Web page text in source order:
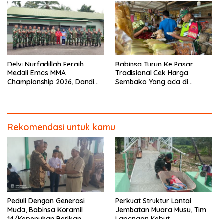
Delvi Nurfadillah Peraih
Medali Emas MMA
Championship 2026, Dandim
Babinsa Turun Ke Pasar
Tradisional Cek Harga
Sembako Yang ada di
Rekomendasi untuk kamu
Peduli Dengan Generasi
Muda, Babinsa Koramil
Perkuat Struktur Lantai
Jembatan Muara Musu, Tim